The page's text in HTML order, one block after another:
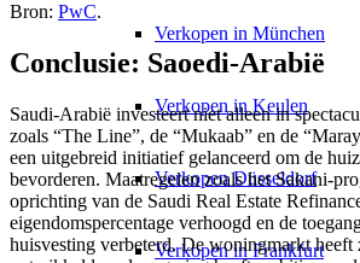
Verkopen in München
Verkopen in Keulen
Verkopen Düsseldorf
Verkopen in Frankfurt
Bron: PwC.
Conclusie: Saoedi-Arabië
Saudi-Arabië investeert niet alleen in
zoals “The Line”, de “Mukaab” en de
een uitgebreid initiatief gelanceerd om de
bevorderen. Maatregelen zoals het Sakani-
oprichting van de Saudi Real Estate
eigendomspercentage verhoogd en de
huisvesting verbeterd. De woningmarkt heeft